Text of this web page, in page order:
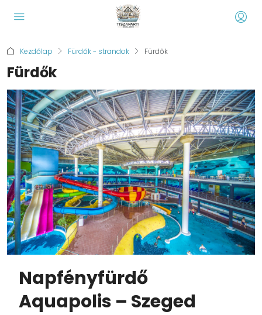
Kezdőlap Fürdők - strandok Fürdők
Fürdők
Napfényfürdő
Aquapolis – Szeged